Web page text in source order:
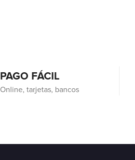
PAGO FÁCIL
Online, tarjetas, bancos